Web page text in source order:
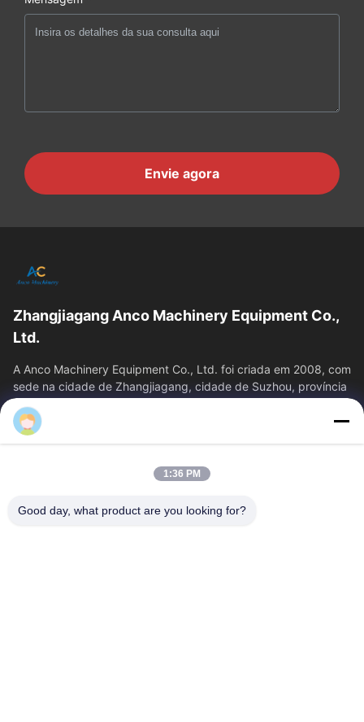
Envie agora
Zhangjiagang Anco Machinery Equipment Co.,
Ltd.
A Anco Machinery Equipment Co., Ltd. foi criada em 2008, com
sede na cidade de Zhangjiagang, cidade de Suzhou, província
de Jiangsu.
Links Rápidos
Quem Somos
Fábrica
Controle De Qualidade
1:36 PM
Good day, what product are you looking for?